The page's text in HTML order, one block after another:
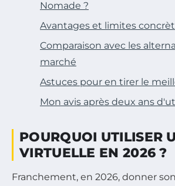
Nomade ?
Avantages et limites
Comparaison avec les
marché
Astuces pour en tirer le
Mon avis après deux ans
POURQUOI UTILISER
VIRTUELLE EN 2026 ?
Franchement, en 2026, donner